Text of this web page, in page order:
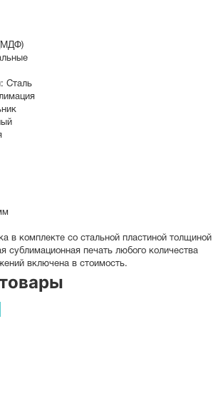
Сталь
в комплекте со стальной пластиной толщиной
сублимационная печать любого количества
включена в стоимость.